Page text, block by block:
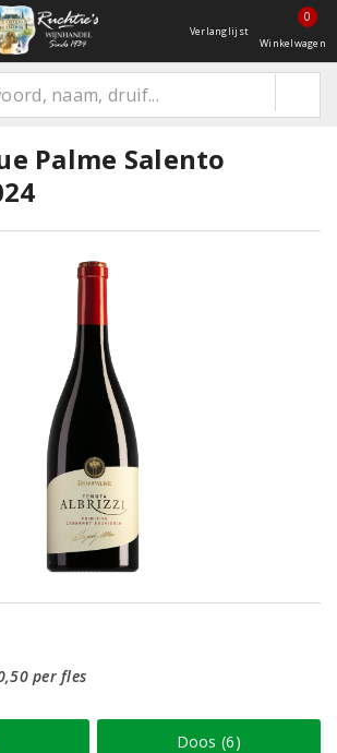
Verlanglijst
0
Winkelwagen
Palme Salento
per fles
Doos (6)